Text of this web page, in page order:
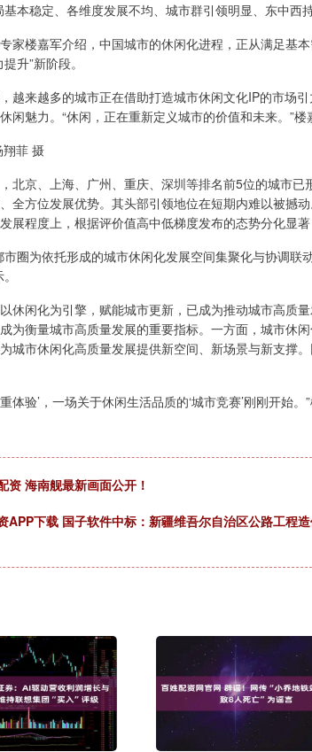
本稳定、各维度发展不均、城市群引领明显、东中西
楼嘉军介绍，中国城市的休闲化进程，正从满足基本
升”新阶段。
来越多的城市正在借助打造城市休闲文化IP的市场
闲魅力。“休闲，正在重新定义城市的价值和未来。”楼
菲 摄
京、上海、广州、重庆、深圳等排名前5位的城市已
全方位发展优势。其头部引领地位在短期内难以被撼
展程度上，根据评价值高中低梯度发布的态势分化显著
圈为依托形成的城市休闲化发展空间集聚化与协调联
闲化为引擎，赋能城市更新，已成为推动城市高质
为衡量城市高质量发展的重要指标。一方面，城市休
城市休闲化高质量发展提供新空间、新场景与新支撑
体验’，一场关于休闲生活品质的‘城市竞赛’刚刚开始。”
资 海南舰最新画面公开！
APP下载 国子软件中标：新疆维吾尔自治区公路工程